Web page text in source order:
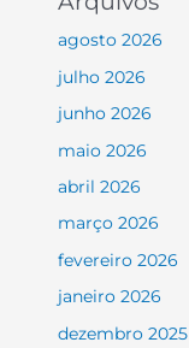
agosto 2026
julho 2026
junho 2026
maio 2026
abril 2026
março 2026
fevereiro 2026
janeiro 2026
dezembro 2025